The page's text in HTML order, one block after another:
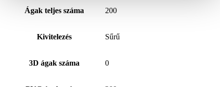
Ágak teljes száma 200
Kivitelezés Sűrű
3D ágak száma 0